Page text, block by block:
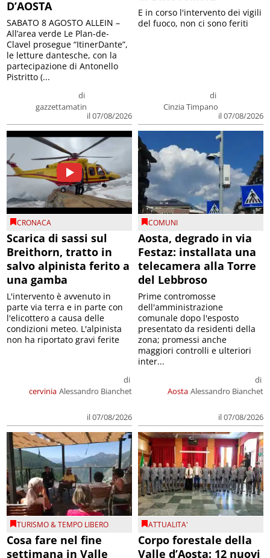
D’AOSTA
di
gazzettamatin
il 07/08/2026
SABATO 8 AGOSTO ALLEIN –
All’area verde Le Plan-de-
Clavel prosegue “ItinerDante”,
le letture dantesche, con la
partecipazione di Antonello
Pistritto (...
di
Cinzia Timpano
il 07/08/2026
E in corso l'intervento dei vigili
del fuoco, non ci sono feriti
CRONACA
Scarica di sassi sul
Breithorn, tratto in
salvo alpinista ferito a
una gamba
cervinia
di
Alessandro Bianchet
il 07/08/2026
L'intervento è avvenuto in
parte via terra e in parte con
l'elicottero a causa delle
condizioni meteo. L'alpinista
non ha riportato gravi ferite
COMUNI
Aosta, degrado in via
Festaz: installata una
telecamera alla Torre
del Lebbroso
Aosta
di
Alessandro Bianchet
il 07/08/2026
Prime contromosse
dell'amministrazione
comunale dopo l'esposto
presentato da residenti della
zona; promessi anche
maggiori controlli e ulteriori
inter...
TURISMO & TEMPO LIBERO
Cosa fare nel fine
settimana in Valle
ATTUALITA'
Corpo forestale della
Valle d’Aosta: 12 nuovi